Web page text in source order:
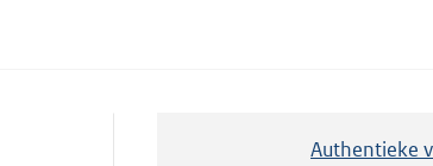
Authentieke